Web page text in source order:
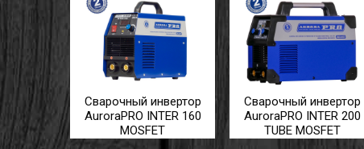
Сварочный инвертор
AuroraPRO INTER 160
MOSFET
Сварочный инвертор
AuroraPRO INTER 200
TUBE MOSFET